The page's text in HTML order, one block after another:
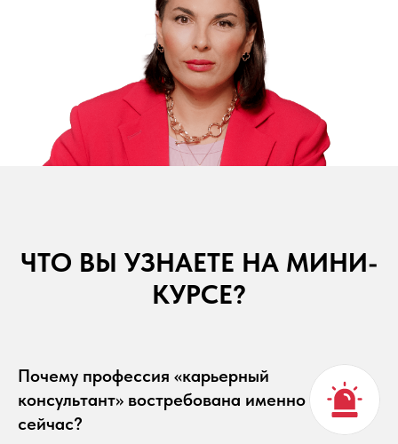
ЧТО ВЫ УЗНАЕТЕ НА МИНИ-
КУРСЕ?
Почему профессия «карьерный
консультант» востребована именно
сейчас?